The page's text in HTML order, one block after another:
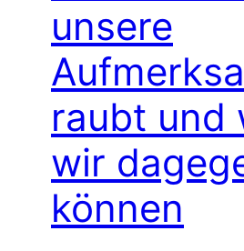
unsere
raubt und
wir
können